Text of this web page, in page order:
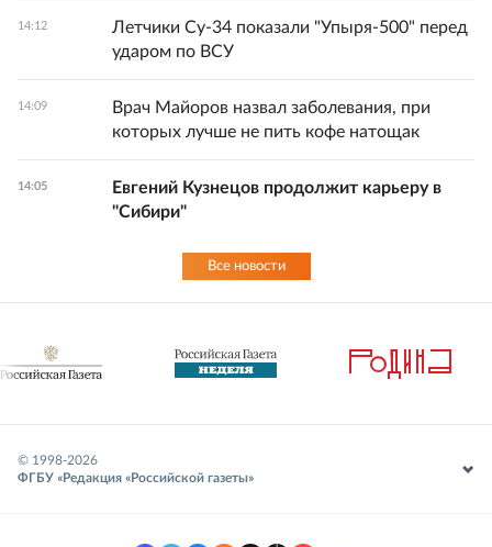
14:12
Летчики Су-34 показали "Упыря-500" перед
ударом по ВСУ
14:09
Врач Майоров назвал заболевания, при
которых лучше не пить кофе натощак
14:05
Евгений Кузнецов продолжит карьеру в
"Сибири"
Все новости
© 1998-2026
ФГБУ «Редакция «Российской газеты»